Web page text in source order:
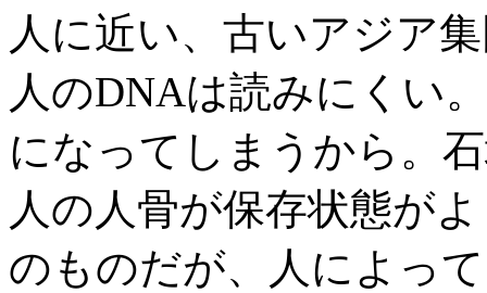
人に近い、古いアジア
人のDNAは読みにくい
になってしまうから。
人の人骨が保存状態が
のものだが、人によっ